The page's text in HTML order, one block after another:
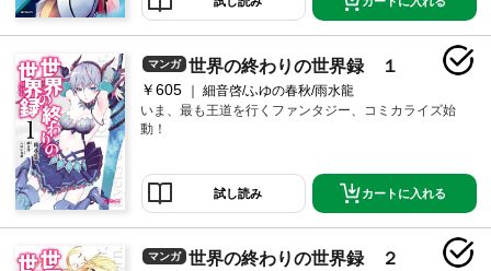
マンガ 世界の終わりの世界録 １
￥605
細音啓/ふゆの春秋/雨水龍
いま、最も王道を行くファンタジー、コミカライズ始
動！
試し読み カートに入れる
マンガ 世界の終わりの世界録 ２